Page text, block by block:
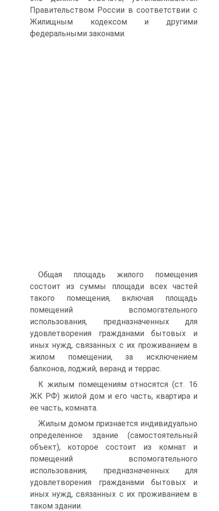
Правительством России в соответствии с
Жилищным кодексом и другими
федеральными законами.
Общая площадь жилого помещения
состоит из суммы площади всех частей
такого помещения, включая площадь
помещений вспомогательного
использования, предназначенных для
удовлетворения гражданами бытовых и
иных нужд, связанных с их проживанием в
жилом помещении, за исключением
балконов, лоджий, веранд и террас.
К жилым помещениям относятся (ст. 16
ЖК РФ) жилой дом и его часть, квартира и
ее часть, комната.
Жилым домом признается индивидуально
определенное здание (самостоятельный
объект), которое состоит из комнат и
помещений вспомогательного
использования, предназначенных для
удовлетворения гражданами бытовых и
иных нужд, связанных с их проживанием в
таком здании.